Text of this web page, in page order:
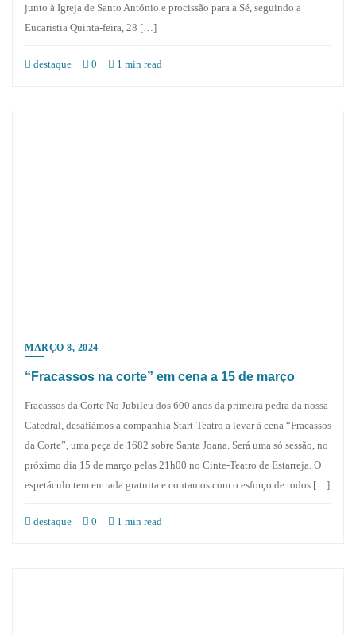
junto à Igreja de Santo António e procissão para a Sé, seguindo a
Eucaristia Quinta-feira, 28 […]
destaque 0 1 min read
MARÇO 8, 2024
“Fracassos na corte” em cena a 15 de março
Fracassos da Corte No Jubileu dos 600 anos da primeira pedra da nossa
Catedral, desafiámos a companhia Start-Teatro a levar à cena “Fracassos
da Corte”, uma peça de 1682 sobre Santa Joana. Será uma só sessão, no
próximo dia 15 de março pelas 21h00 no Cinte-Teatro de Estarreja. O
espetáculo tem entrada gratuita e contamos com o esforço de todos […]
destaque 0 1 min read